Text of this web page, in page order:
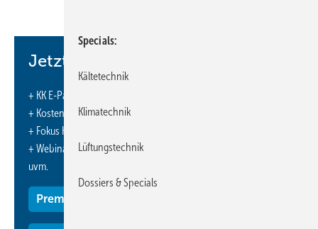
Jetzt weiterlesen und profitieren.
+ KK E-Paper-Ausgabe – jeden Monat neu
+ Kostenfreien Zugang zu unserem Online-Archiv
+ Fokus KK: Sonderhefte (PDF)
+ Webinare und Veranstaltungen mit Rabatten
uvm.
Premium Mitgliedschaft
Specials
Kältetechnik
Klimatechnik
Lüftungstechnik
Dossiers & Specials